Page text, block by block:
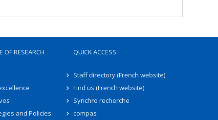
OF RESEARCH
and Policies
QUICK ACCESS
Staff directory (French website)
Find us (French website)
Synchro recherche
compas